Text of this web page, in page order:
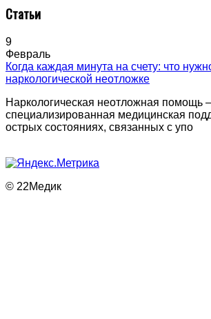
Статьи
9
Февраль
Когда каждая минута на счету: что
наркологической неотложке
Наркологическая неотложная помощь
специализированная медицинская
острых состояниях, связанных с упо
© 22Медик